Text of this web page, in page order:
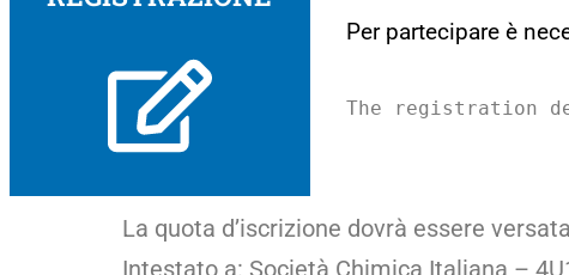
Per partecipare è
The registration
La quota d’iscrizione dovrà essere
Intestato a: Società Chimica Italiana –